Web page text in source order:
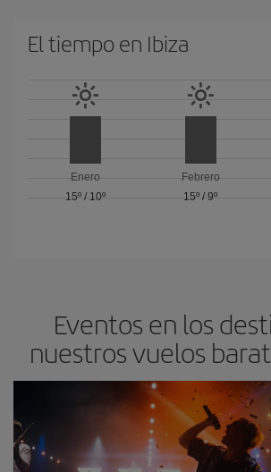
El tiempo en Ibiza
Enero
15º/ 10º
Febrero
15º / 9º
Eventos en los
nuestros vuelos